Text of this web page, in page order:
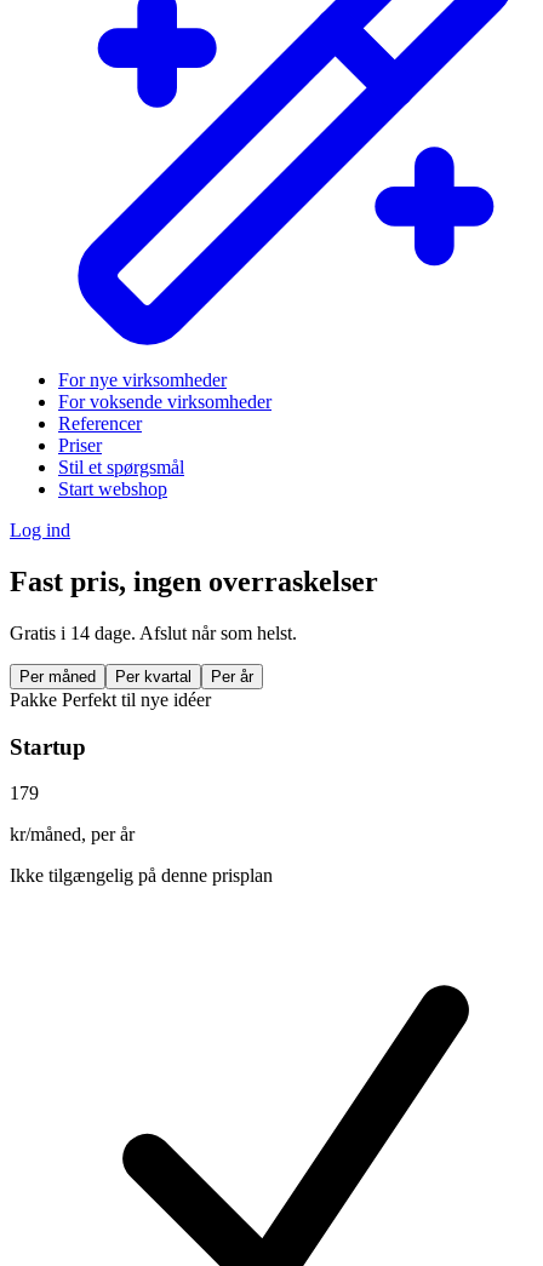
For nye virksomheder
For voksende virksomheder
Referencer
Priser
Stil et spørgsmål
Start webshop
Log ind
Fast pris, ingen overraskelser
Gratis i 14 dage. Afslut når som helst.
Per måned Per kvartal Per år
Pakke Perfekt til nye idéer
Startup
179
kr/måned, per år
Ikke tilgængelig på denne prisplan